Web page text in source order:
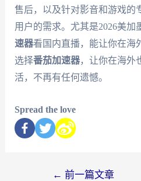
售后，以及针对影音和游戏的
用户的需求。尤其是2026美加
速器看国内直播，能让你在海
选择番茄加速器，让你在海外
活，不再有任何遗憾。
Spread the love
← 前一篇文章